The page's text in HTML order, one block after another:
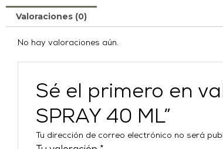
Valoraciones (0)
No hay valoraciones aún.
Sé el primero en
SPRAY 40 ML”
Tu dirección de correo electrónico no será